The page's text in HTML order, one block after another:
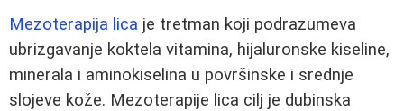
Mezoterapija lica je tretman koji podrazumeva
ubrizgavanje koktela vitamina, hijaluronske kiseline,
minerala i aminokiselina u površinske i srednje
slojeve kože. Mezoterapije lica cilj je dubinska